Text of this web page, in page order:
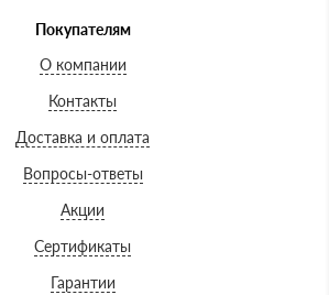
Покупателям
О компании
Контакты
Доставка и оплата
Вопросы-ответы
Акции
Сертификаты
Гарантии